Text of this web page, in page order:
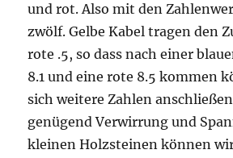
und rot. Also mit den
zwölf. Gelbe Kabel tragen den
rote .5, so dass nach einer
8.1 und eine rote 8.5 kommen
sich weitere Zahlen
genügend Verwirrung und
kleinen Holzsteinen können